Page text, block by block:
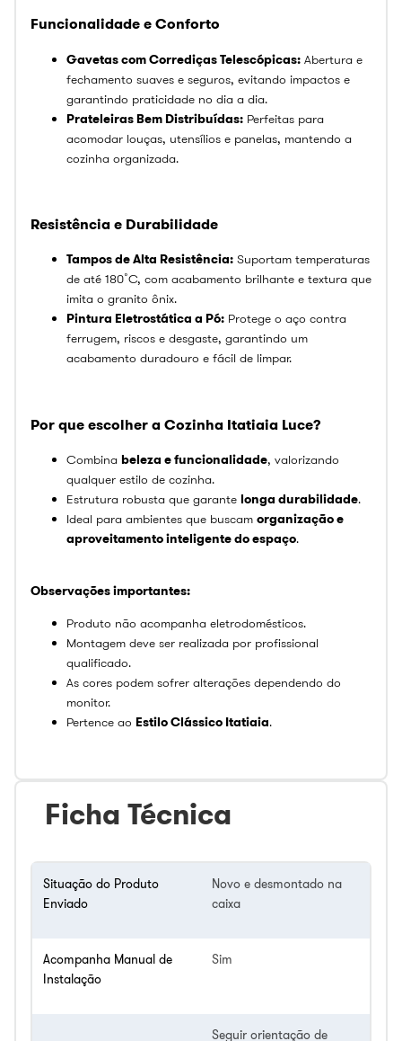
Funcionalidade e Conforto
Gavetas com Corrediças Telescópicas: Abertura e
fechamento suaves e seguros, evitando impactos e
garantindo praticidade no dia a dia.
Prateleiras Bem Distribuídas: Perfeitas para
acomodar louças, utensílios e panelas, mantendo a
cozinha organizada.
Resistência e Durabilidade
Tampos de Alta Resistência: Suportam temperaturas
de até 180˚C, com acabamento brilhante e textura que
imita o granito ônix.
Pintura Eletrostática a Pó: Protege o aço contra
ferrugem, riscos e desgaste, garantindo um
acabamento duradouro e fácil de limpar.
Por que escolher a Cozinha Itatiaia Luce?
Combina beleza e funcionalidade, valorizando
qualquer estilo de cozinha.
Estrutura robusta que garante longa durabilidade.
Ideal para ambientes que buscam organização e
aproveitamento inteligente do espaço.
Observações importantes:
Produto não acompanha eletrodomésticos.
Montagem deve ser realizada por profissional
qualificado.
As cores podem sofrer alterações dependendo do
monitor.
Pertence ao Estilo Clássico Itatiaia.
Ficha Técnica
Situação do Produto
Enviado
Novo e desmontado na
caixa
Acompanha Manual de
Instalação
Sim
Seguir orientação de